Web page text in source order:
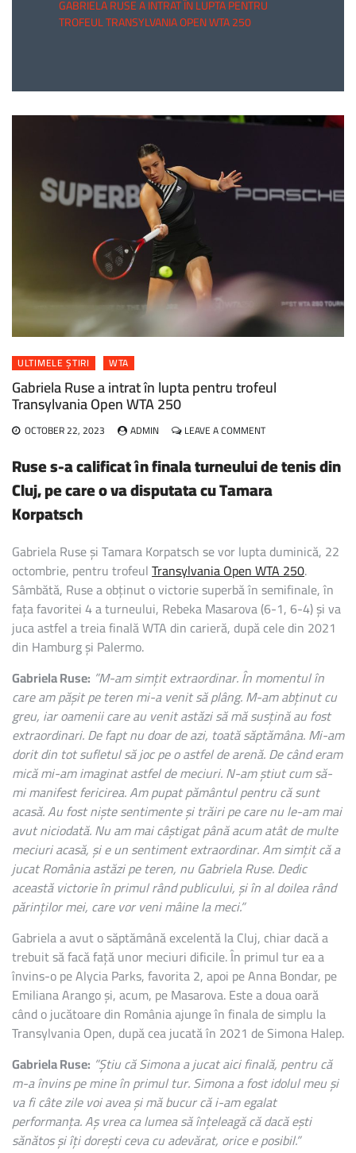
GABRIELA RUSE A INTRAT ÎN LUPTA PENTRU
TROFEUL TRANSYLVANIA OPEN WTA 250
ULTIMELE ȘTIRI WTA
Gabriela Ruse a intrat în lupta pentru trofeul
Transylvania Open WTA 250
OCTOBER 22, 2023 ADMIN LEAVE A COMMENTON
RUSE
A
INTRAT
ÎN
TROFEUL
TRANSYLVANIA
OPEN
WTA
250
Ruse s-a calificat în finala turneului de tenis din
Cluj, pe care o va disputata cu Tamara
Korpatsch
Gabriela Ruse și Tamara Korpatsch se vor lupta duminică, 22
octombrie, pentru trofeulTransylvania Open WTA 250.
Sâmbătă, Ruse a obținut o victorie superbă în semifinale, în
fața favoritei 4 a turneului, Rebeka Masarova (6-1, 6-4) și va
juca astfel a treia finală WTA din carieră, după cele din 2021
din Hamburg și Palermo.
Gabriela Ruse: ”M-am simțit extraordinar. În momentul în
care am pășit pe teren mi-a venit să plâng. M-am abținut cu
greu, iar oamenii care au venit astăzi să mă susțină au fost
extraordinari. De fapt nu doar de azi, toată săptămâna. Mi-am
dorit din tot sufletul să joc pe o astfel de arenă. De când eram
mică mi-am imaginat astfel de meciuri. N-am știut cum să-
mi manifest fericirea. Am pupat pământul pentru că sunt
acasă. Au fost niște sentimente și trăiri pe care nu le-am mai
avut niciodată. Nu am mai câștigat până acum atât de multe
meciuri acasă, și e un sentiment extraordinar. Am simțit că a
jucat România astăzi pe teren, nu Gabriela Ruse. Dedic
această victorie în primul rând publicului, și în al doilea rând
părinților mei, care vor veni mâine la meci.”
Gabriela a avut o săptămână excelentă la Cluj, chiar dacă a
trebuit să facă față unor meciuri dificile. În primul tur ea a
învins-o pe Alycia Parks, favorita 2, apoi pe Anna Bondar, pe
Emiliana Arango și, acum, pe Masarova. Este a doua oară
când o jucătoare din România ajunge în finala de simplu la
Transylvania Open, după cea jucată în 2021 de Simona Halep.
Gabriela Ruse: ”Știu că Simona a jucat aici finală, pentru că
m-a învins pe mine în primul tur. Simona a fost idolul meu și
va fi câte zile voi avea și mă bucur că i-am egalat
performanța. Aș vrea ca lumea să înțeleagă că dacă ești
sănătos și îți dorești ceva cu adevărat, orice e posibil.”